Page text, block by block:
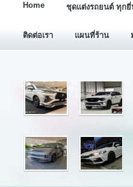
Home ชุดแต่งรถยนต์ ทุก
ติดต่อเรา แผนที่ร้าน